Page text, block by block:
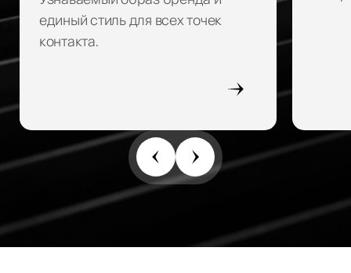
единый стиль для всех точек
контакта.